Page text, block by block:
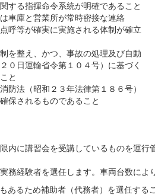
する指揮命令系統が明確であること
車庫と営業所が常時密接な連絡
等が確実に実施される体制が確立
を整え、かつ、事故の処理及び自動
日運輸省令第１０４号）に基づく
と
防法（昭和２３年法律第１８６号）
されるものであること
内に講習会を受講しているものを運行
務経験者を選任します。車両台数によ
あるため補助者（代務者）を選任する